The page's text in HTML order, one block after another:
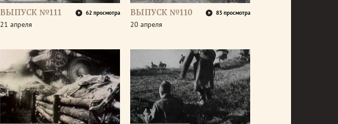
ВЫПУСК №111 62 просмотра
21 апреля
ВЫПУСК №110 83 просмотра
20 апреля